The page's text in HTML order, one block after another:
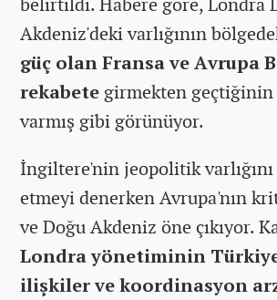
Akdeniz'deki varlığının
güç olan Fransa ve Avrupa
rekabete girmekten geçtiğinin
varmış gibi görünüyor.
İngiltere'nin jeopolitik
etmeyi denerken Avrupa'nın
ve Doğu Akdeniz öne çıkıyor.
Londra yönetiminin
ilişkiler ve koordinasyon